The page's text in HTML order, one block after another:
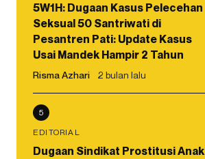
5W1H: Dugaan Kasus Pelecehan
Seksual 50 Santriwati di
Pesantren Pati: Update Kasus
Usai Mandek Hampir 2 Tahun
Risma Azhari 2 bulan lalu
5
EDITORIAL
Dugaan Sindikat Prostitusi Anak